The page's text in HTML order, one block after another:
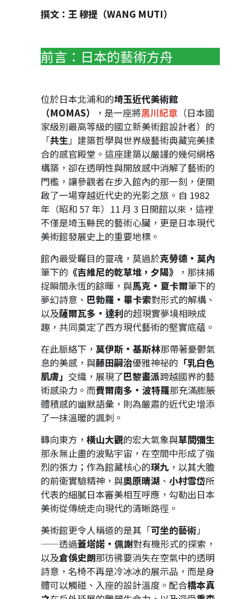
撰文：王 穆提（WANG MUTI）
前言：日本的藝術方舟
位於日本北浦和的埼玉近代美術館
（MOMAS）
，是一座將黑川紀章 （日本國
家級別最高等級的國立新美術館設計者）的
「共生 」建築哲學與世界級藝術典藏完美揉
合的感官殿堂。這座建築以嚴謹的幾何網格
構築，卻在透明性與開放感中消解了藝術的
門檻，讓參觀者在步入館內的那一刻，便開
啟了一場穿越近代史的光影之旅。自 1982
年（昭和 57 年）11 月 3 日開館以來，這裡
不僅是埼玉縣民的藝術心臟，更是日本現代
美術館發展史上的重要地標。
館內最受矚目的靈魂，莫過於克勞德·莫內
筆下的 《吉維尼的乾草堆，夕陽》
，那抹捕
捉瞬間永恆的餘暉，與馬克·夏卡爾筆下的
夢幻詩意、 巴勃羅·畢卡索對形式的解構、
以及薩爾瓦多·達利的超現實夢境相映成
趣，共同奠定了西方現代藝術的堅實底蘊。
在此脈絡下， 莫伊斯·基斯林那帶著憂鬱氣
息的美感，與藤田嗣治優雅神祕的 「乳白色
肌膚」 交織，展現了巴黎畫派跨越國界的藝
術感染力。而費爾南多·波特羅那充滿膨脹
體積感的幽默語彙，則為嚴肅的近代史增添
了一抹溫暖的諷刺。
轉向東方， 橫山大觀的宏大氣象與草間彌生
那永無止盡的波點宇宙，在空間中形成了強
烈的張力；作為館藏核心的瑛九 ，以其大膽
的前衛實驗精神，與奧原晴湖 、 小村雪岱所
代表的細膩日本審美相互呼應，勾勒出日本
美術從傳統走向現代的清晰路徑。
美術館更令人稱道的是其「可坐的藝術」
——透過蓋塔諾·佩謝對有機形式的探索，
以及倉俁史朗那彷彿要消失在空氣中的透明
詩意，名椅不再是冷冰冰的展示品，而是身
體可以觸碰、入座的設計溫度。配合橋本真